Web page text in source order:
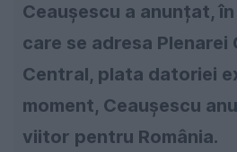
Ceaușescu a anunțat,
care se adresa Plenarei
Central, plata datoriei
moment, Ceaușescu
viitor pentru România.